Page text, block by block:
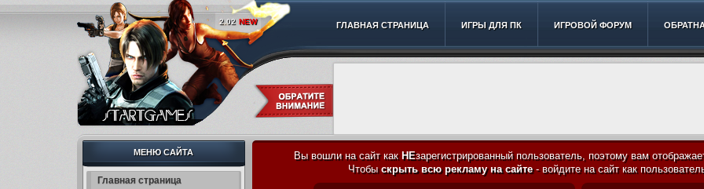
2.02 NEW ГЛАВНАЯ СТРАНИЦА ИГРЫ ДЛЯ ПК ИГРОВОЙ ФОРУМ
Вы вошли на сайт как НЕзарегистрированный пользователь, поэтому вам
Чтобыскрыть всю рекламу на сайте- войдите на сайт как
МЕНЮ САЙТА
Главная страница